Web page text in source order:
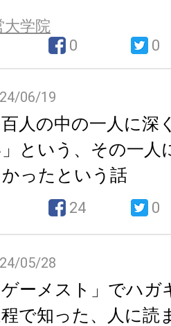
大学院
0
0
06/19
百人の中の一人に深
という、その一人
ったという話
24 0
05/28
ゲーメスト」でハ
で知った、人に読